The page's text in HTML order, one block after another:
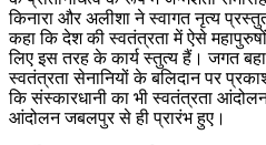
किनारा और अलीशा ने स्वागत नृत्य
कहा कि देश की स्वतंत्रता में ऐसे
लिए इस तरह के कार्य स्तुत्य हैं। जगत
स्वतंत्रता सेनानियों के बलिदान पर
कि संस्कारधानी का भी स्वतंत्रता
आंदोलन जबलपुर से ही प्रारंभ हुए।